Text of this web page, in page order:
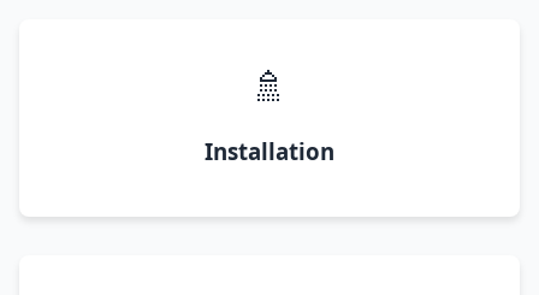
🚿
Installation